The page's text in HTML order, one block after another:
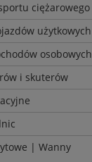
ciężarowego
użytkowych
osobowych
i skuterów
| Wanny